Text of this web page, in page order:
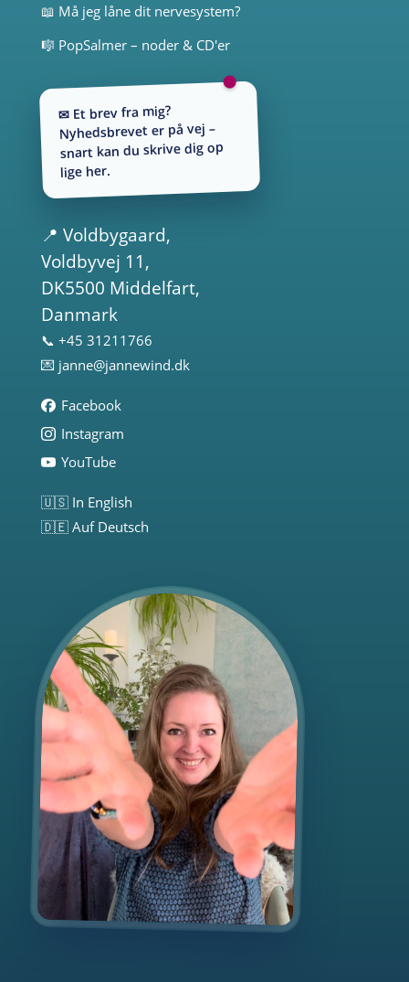
📖 Må jeg låne dit nervesystem?
🎼 PopSalmer – noder & CD'er
✉ Et brev fra mig?
Nyhedsbrevet er på vej –
snart kan du skrive dig op
lige her.
📍 Voldbygaard,
Voldbyvej 11,
DK5500 Middelfart,
Danmark
📞 +45 31211766
💌 janne@jannewind.dk
Facebook
Instagram
YouTube
🇺🇸 In English
🇩🇪 Auf Deutsch